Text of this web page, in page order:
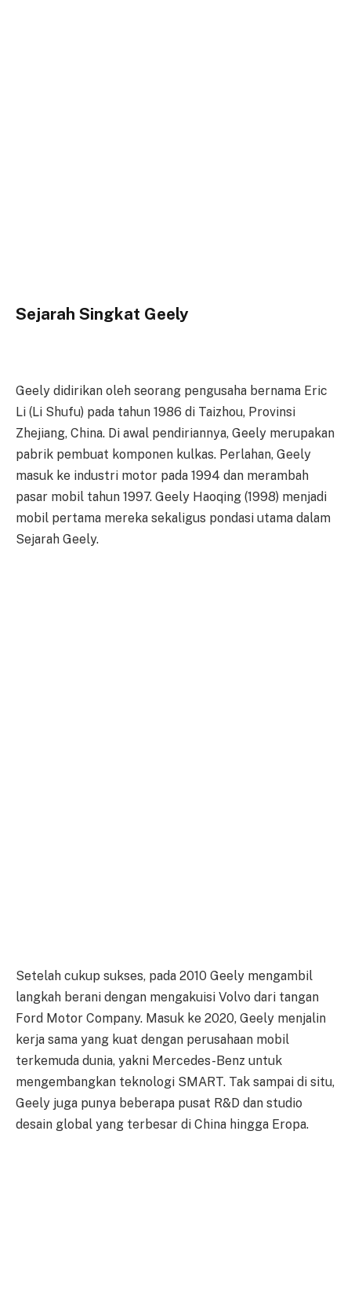
Sejarah Singkat Geely
Geely didirikan oleh seorang pengusaha bernama Eric
Li (Li Shufu) pada tahun 1986 di Taizhou, Provinsi
Zhejiang, China. Di awal pendiriannya, Geely merupakan
pabrik pembuat komponen kulkas. Perlahan, Geely
masuk ke industri motor pada 1994 dan merambah
pasar mobil tahun 1997. Geely Haoqing (1998) menjadi
mobil pertama mereka sekaligus pondasi utama dalam
Sejarah Geely.
Setelah cukup sukses, pada 2010 Geely mengambil
langkah berani dengan mengakuisi Volvo dari tangan
Ford Motor Company. Masuk ke 2020, Geely menjalin
kerja sama yang kuat dengan perusahaan mobil
terkemuda dunia, yakni Mercedes-Benz untuk
mengembangkan teknologi SMART. Tak sampai di situ,
Geely juga punya beberapa pusat R&D dan studio
desain global yang terbesar di China hingga Eropa.